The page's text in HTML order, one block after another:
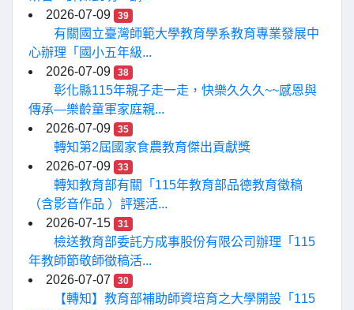
2026-07-09
39
有關國立臺灣師範大學教育學系教育專業發展中
心辦理「國小五年級...
2026-07-09
38
彰化縣115年親子走一走，快樂久久久~~感恩與
傳承—樂齡童軍家庭親...
2026-07-09
35
轉知第2屆國家食農教育傑出貢獻獎
2026-07-09
33
轉知教育部有關「115年教育部品德教育徵稿
（含影音作品 ）評選活...
2026-07-15
31
檢送教育部委託方成事股份有限公司辦理「115
年教師節敬師徵稿活...
2026-07-07
30
【轉知】教育部補助師資培育之大學開設「115